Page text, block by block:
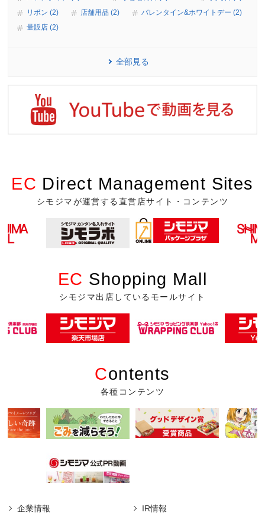
リボン (2)
店舗用品 (2)
バレンタイン&ホワイトデー (2)
量販店 (2)
全部見る
EC Direct Management Sites
シモジマが運営する直営店サイト・コンテンツ
EC Shopping Mall
シモジマ出店しているモールサイト
Contents
各種コンテンツ
企業情報 IR情報